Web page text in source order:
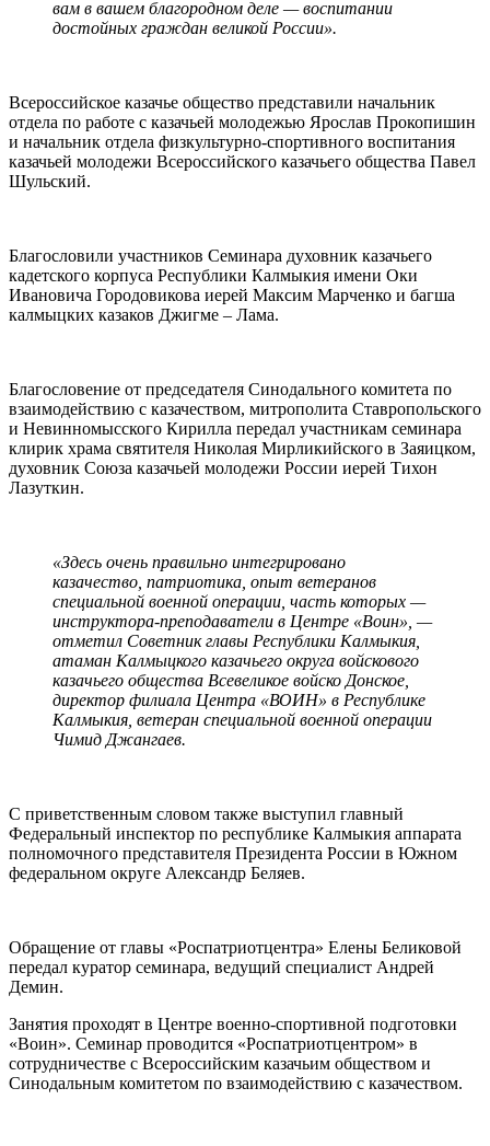
вам в вашем благородном деле — воспитании
достойных граждан великой России».
Всероссийское казачье общество представили начальник
отдела по работе с казачьей молодежью Ярослав Прокопишин
и начальник отдела физкультурно-спортивного воспитания
казачьей молодежи Всероссийского казачьего общества Павел
Шульский.
Благословили участников Семинара духовник казачьего
кадетского корпуса Республики Калмыкия имени Оки
Ивановича Городовикова иерей Максим Марченко и багша
калмыцких казаков Джигме – Лама.
Благословение от председателя Синодального комитета по
взаимодействию с казачеством, митрополита Ставропольского
и Невинномысского Кирилла передал участникам семинара
клирик храма святителя Николая Мирликийского в Заяицком,
духовник Союза казачьей молодежи России иерей Тихон
Лазуткин.
«Здесь очень правильно интегрировано
казачество, патриотика, опыт ветеранов
специальной военной операции, часть которых —
инструктора-преподаватели в Центре «Воин», —
отметил Советник главы Республики Калмыкия,
атаман Калмыцкого казачьего округа войскового
казачьего общества Всевеликое войско Донское,
директор филиала Центра «ВОИН» в Республике
Калмыкия, ветеран специальной военной операции
Чимид Джангаев.
С приветственным словом также выступил главный
Федеральный инспектор по республике Калмыкия аппарата
полномочного представителя Президента России в Южном
федеральном округе Александр Беляев.
Обращение от главы «Роспатриотцентра» Елены Беликовой
передал куратор семинара, ведущий специалист Андрей
Демин.
Занятия проходят в Центре военно-спортивной подготовки
«Воин». Семинар проводится «Роспатриотцентром» в
сотрудничестве с Всероссийским казачьим обществом и
Синодальным комитетом по взаимодействию с казачеством.